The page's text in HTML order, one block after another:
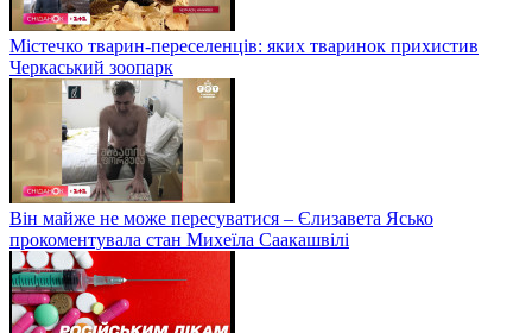
Містечко тварин-переселенців: яких тваринок прихистив
Черкаський зоопарк
Він майже не може пересуватися – Єлизавета Ясько
прокоментувала стан Михеїла Саакашвілі